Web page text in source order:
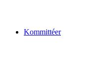
Kommittéer